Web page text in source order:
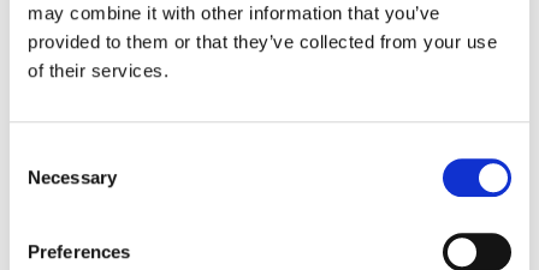
may combine it with other information that you’ve
provided to them or that they’ve collected from your use
of their services.
Selection
Necessary
Preferences